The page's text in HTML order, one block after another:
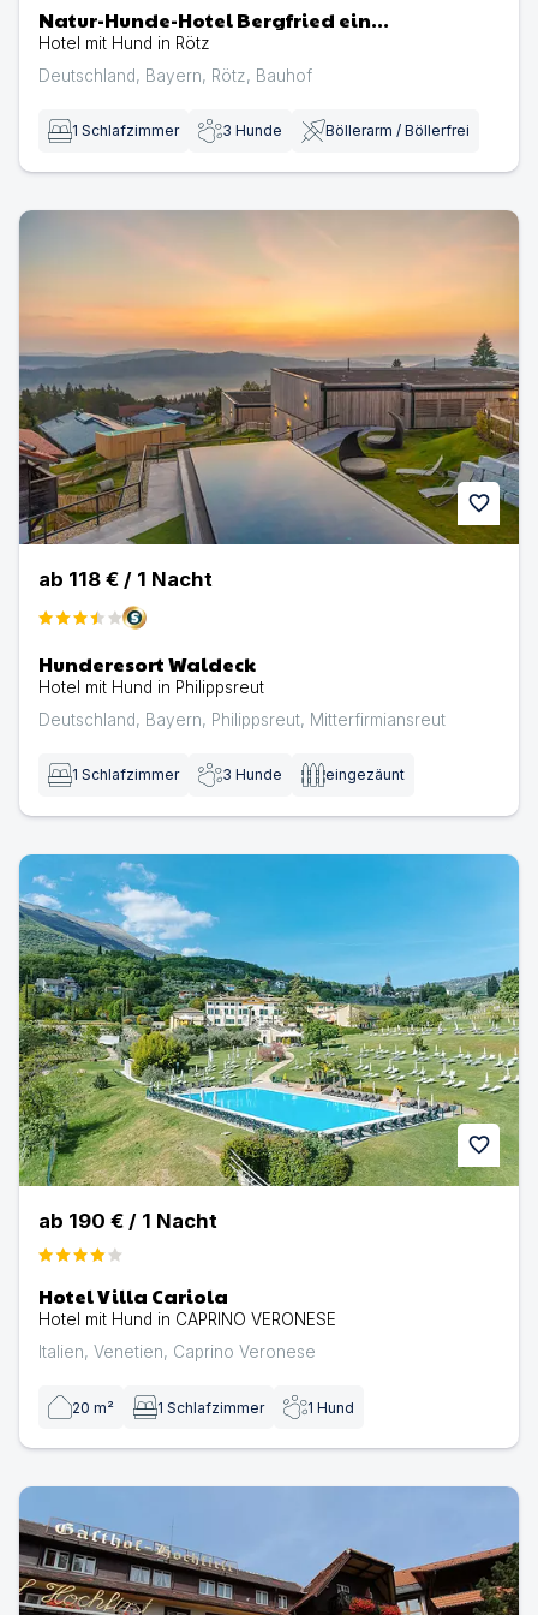
Natur-Hunde-Hotel Bergfried ein
Hundeparadies
Hotel mit Hund in Rötz
Deutschland, Bayern, Rötz, Bauhof
1 Schlafzimmer 3 Hunde Böllerarm / Böllerfrei
favorite
Hunderesort Waldeck | Hotel mit Hund in Philippsreut
ab 118 € / 1 Nacht
Hunderesort Waldeck
Hotel mit Hund in Philippsreut
Deutschland, Bayern, Philippsreut, Mitterfirmiansreut
1 Schlafzimmer 3 Hunde eingezäunt
favorite
Hotel Villa Cariola | Hotel mit Hund in CAPRINO
ab 190 € / 1 Nacht
Hotel Villa Cariola
Hotel mit Hund in CAPRINO VERONESE
Italien, Venetien, Caprino Veronese
20 m² 1 Schlafzimmer 1 Hund
Hotel Hochfirst im Schwarzwald | Hotel mit Hund in